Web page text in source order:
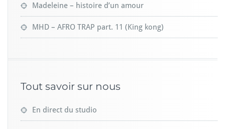
Madeleine – histoire d’un amour
MHD – AFRO TRAP part. 11 (King kong)
Tout savoir sur nous
En direct du studio